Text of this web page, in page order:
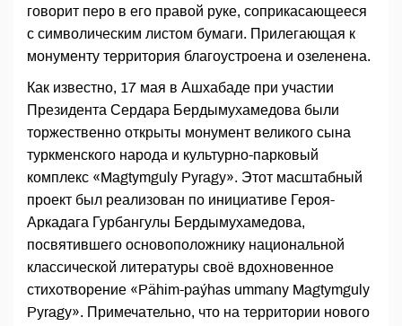
говорит перо в его правой руке, соприкасающееся
с символическим листом бумаги. Прилегающая к
монументу территория благоустроена и озеленена.
Как известно, 17 мая в Ашхабаде при участии
Президента Сердара Бердымухамедова были
торжественно открыты монумент великого сына
туркменского народа и культурно-парковый
комплекс «Magtymguly Pyragy». Этот масштабный
проект был реализован по инициативе Героя-
Аркадага Гурбангулы Бердымухамедова,
посвятившего основоположнику национальной
классической литературы своё вдохновенное
стихотворение «Pähim-paýhas ummany Magtymguly
Pyragy». Примечательно, что на территории нового